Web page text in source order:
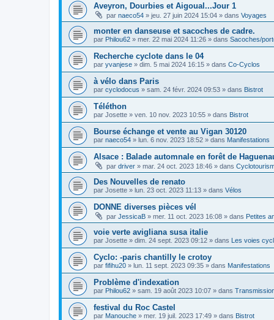
Aveyron, Dourbies et Aigoual...Jour 1
par naeco54 » jeu. 27 juin 2024 15:04 » dans Voyages
monter en danseuse et sacoches de cadre.
par Philou62 » mer. 22 mai 2024 11:26 » dans Sacoches/
Recherche cyclote dans le 04
par yvanjese » dim. 5 mai 2024 16:15 » dans Co-Cyclos
à vélo dans Paris
par cyclodocus » sam. 24 févr. 2024 09:53 » dans Bistrot
Téléthon
par Josette » ven. 10 nov. 2023 10:55 » dans Bistrot
Bourse échange et vente au Vigan 30120
par naeco54 » lun. 6 nov. 2023 18:52 » dans Manifestations
Alsace : Balade automnale en forêt de
par driver » mar. 24 oct. 2023 18:46 » dans
Des Nouvelles de renato
par Josette » lun. 23 oct. 2023 11:13 » dans Vélos
DONNE diverses pièces vél
par JessicaB » mer. 11 oct. 2023 16:08 » dans Petites
voie verte avigliana susa italie
par Josette » dim. 24 sept. 2023 09:12 » dans Les voies
Cyclo: -paris chantilly le crotoy
par fifihu20 » lun. 11 sept. 2023 09:35 » dans Manifestations
Problème d'indexation
par Philou62 » sam. 19 août 2023 10:07 » dans
festival du Roc Castel
par Manouche » mer. 19 juil. 2023 17:49 » dans Bistrot